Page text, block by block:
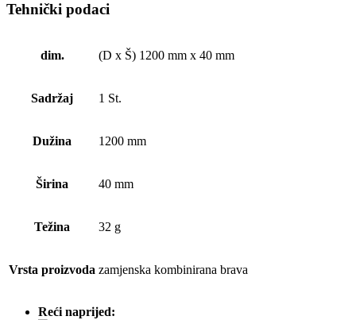
Tehnički podaci
dim. (D x Š) 1200 mm x 40 mm
Sadržaj 1 St.
Dužina 1200 mm
Širina 40 mm
Težina 32 g
Vrsta proizvoda zamjenska kombinirana brava
Reći naprijed: